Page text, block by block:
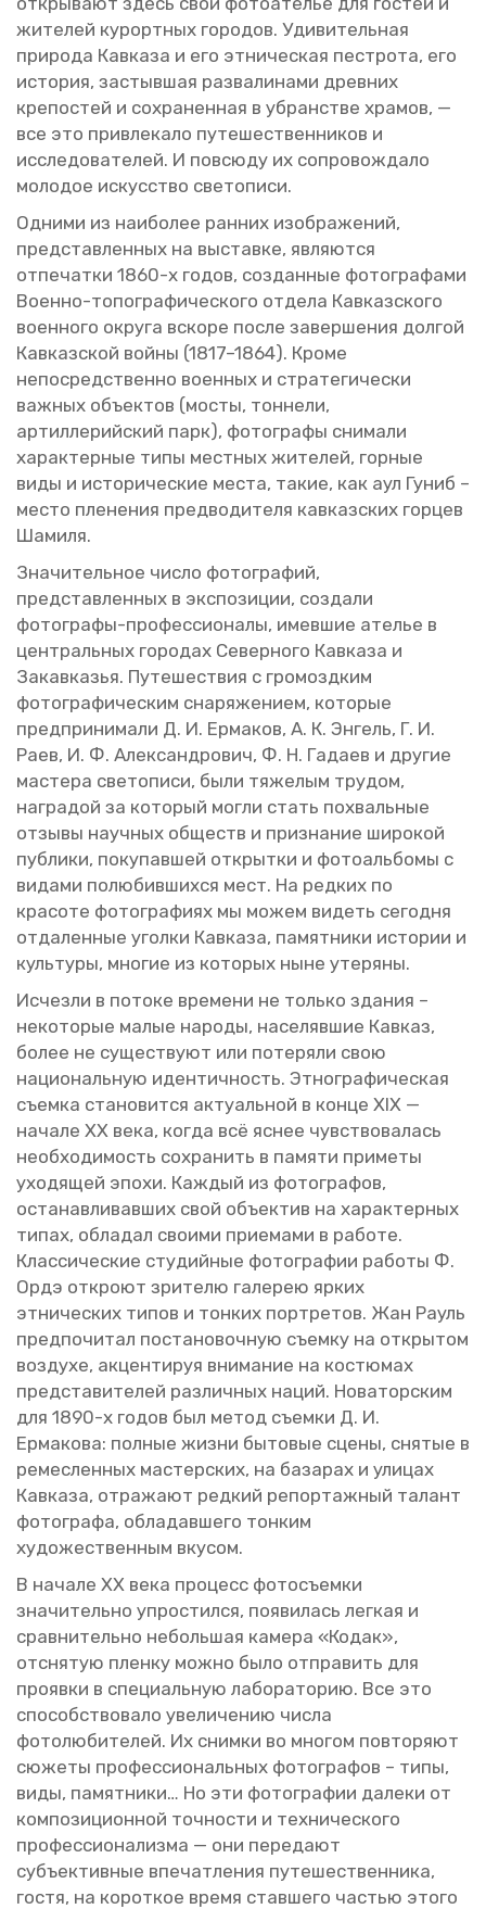
жи­те­лей ку­рорт­ных го­ро­дов. Уди­ви­тель­ная
при­ро­да Кав­ка­за и его эт­ни­че­ская пест­ро­та, его
ис­то­рия, за­стыв­шая раз­ва­ли­на­ми древ­них
кре­по­стей и со­хра­нен­ная в убран­стве хра­мов, —
все это при­вле­ка­ло пу­те­ше­ствен­ни­ков и
ис­сле­до­ва­те­лей. И по­всю­ду их со­про­вож­да­ло
мо­ло­дое ис­кус­ство све­то­пи­си.
Од­ни­ми из наи­бо­лее ран­них изоб­ра­же­ний,
пред­став­лен­ных на вы­став­ке, яв­ля­ют­ся
от­пе­чат­ки 1860-х годов, со­здан­ные фо­то­гра­фа­ми
Во­ен­но-то­по­гра­фи­че­ско­го от­де­ла Кав­каз­ско­го
во­ен­но­го окру­га вско­ре после за­вер­ше­ния дол­гой
Кав­каз­ской войны (1817–1864). Кроме
непо­сред­ствен­но во­ен­ных и стра­те­ги­че­ски
важ­ных объ­ек­тов (мосты, тон­не­ли,
ар­тил­ле­рий­ский парк), фо­то­гра­фы сни­ма­ли
ха­рак­тер­ные типы мест­ных жи­те­лей, гор­ные
виды и ис­то­ри­че­ские места, такие, как аул Гуниб –
место пле­не­ния пред­во­ди­те­ля кав­каз­ских гор­цев
Ша­ми­ля.
Зна­чи­тель­ное число фо­то­гра­фий,
пред­став­лен­ных в экс­по­зи­ции, со­зда­ли
фо­то­гра­фы-про­фес­си­о­на­лы, имев­шие ате­лье в
цен­траль­ных го­ро­дах Се­вер­но­го Кав­ка­за и
За­кав­ка­зья. Пу­те­ше­ствия с гро­мозд­ким
фо­то­гра­фи­че­ским сна­ря­же­ни­ем, ко­то­рые
пред­при­ни­ма­ли Д. И. Ер­ма­ков, А. К. Эн­гель, Г. И.
Раев, И. Ф. Алек­сан­дро­вич, Ф. Н. Га­да­ев и дру­гие
ма­сте­ра све­то­пи­си, были тя­же­лым тру­дом,
на­гра­дой за ко­то­рый могли стать по­хваль­ные
от­зы­вы на­уч­ных об­ществ и при­зна­ние ши­ро­кой
пуб­ли­ки, по­ку­пав­шей от­крыт­ки и фо­то­аль­бо­мы с
ви­да­ми по­лю­бив­ших­ся мест. На ред­ких по
кра­со­те фо­то­гра­фи­ях мы можем ви­деть се­год­ня
от­да­лен­ные угол­ки Кав­ка­за, па­мят­ни­ки ис­то­рии и
куль­ту­ры, мно­гие из ко­то­рых ныне уте­ря­ны.
Ис­чез­ли в по­то­ке вре­ме­ни не толь­ко зда­ния –
неко­то­рые малые на­ро­ды, на­се­ляв­шие Кав­каз,
более не су­ще­ству­ют или по­те­ря­ли свою
на­ци­о­наль­ную иден­тич­ность. Эт­но­гра­фи­че­ская
съем­ка ста­но­вит­ся ак­ту­аль­ной в конце XIX —
на­ча­ле XX века, когда всё яснее чув­ство­ва­лась
необ­хо­ди­мость со­хра­нить в па­мя­ти при­ме­ты
ухо­дя­щей эпохи. Каж­дый из фо­то­гра­фов,
оста­нав­ли­вав­ших свой объ­ек­тив на ха­рак­тер­ных
типах, об­ла­дал сво­и­ми при­е­ма­ми в ра­бо­те.
Клас­си­че­ские сту­дий­ные фо­то­гра­фии ра­бо­ты Ф.
Ордэ от­кро­ют зри­те­лю га­ле­рею ярких
эт­ни­че­ских типов и тон­ких порт­ре­тов. Жан Рауль
пред­по­чи­тал по­ста­но­воч­ную съем­ку на от­кры­том
воз­ду­хе, ак­цен­ти­руя вни­ма­ние на ко­стю­мах
пред­ста­ви­те­лей раз­лич­ных наций. Но­ва­тор­ским
для 1890-х годов был метод съем­ки Д. И.
Ер­ма­ко­ва: пол­ные жизни бы­то­вые сцены, сня­тые в
ре­мес­лен­ных ма­стер­ских, на ба­за­рах и ули­цах
Кав­ка­за, от­ра­жа­ют ред­кий ре­пор­таж­ный та­лант
фо­то­гра­фа, об­ла­дав­ше­го тон­ким
ху­до­же­ствен­ным вку­сом.
В на­ча­ле XX века про­цесс фо­то­съем­ки
зна­чи­тель­но упро­стил­ся, по­яви­лась лег­кая и
срав­ни­тель­но неболь­шая ка­ме­ра «Кодак»,
от­сня­тую плен­ку можно было от­пра­вить для
про­яв­ки в спе­ци­аль­ную ла­бо­ра­то­рию. Все это
спо­соб­ство­ва­ло уве­ли­че­нию числа
фо­то­лю­би­те­лей. Их сним­ки во мно­гом по­вто­ря­ют
сю­же­ты про­фес­си­о­наль­ных фо­то­гра­фов – типы,
виды, па­мят­ни­ки… Но эти фо­то­гра­фии да­ле­ки от
ком­по­зи­ци­он­ной точ­но­сти и тех­ни­че­ско­го
про­фес­си­о­на­лиз­ма — они пе­ре­да­ют
субъ­ек­тив­ные впе­чат­ле­ния пу­те­ше­ствен­ни­ка,
гостя, на ко­рот­кое время став­ше­го ча­стью этого